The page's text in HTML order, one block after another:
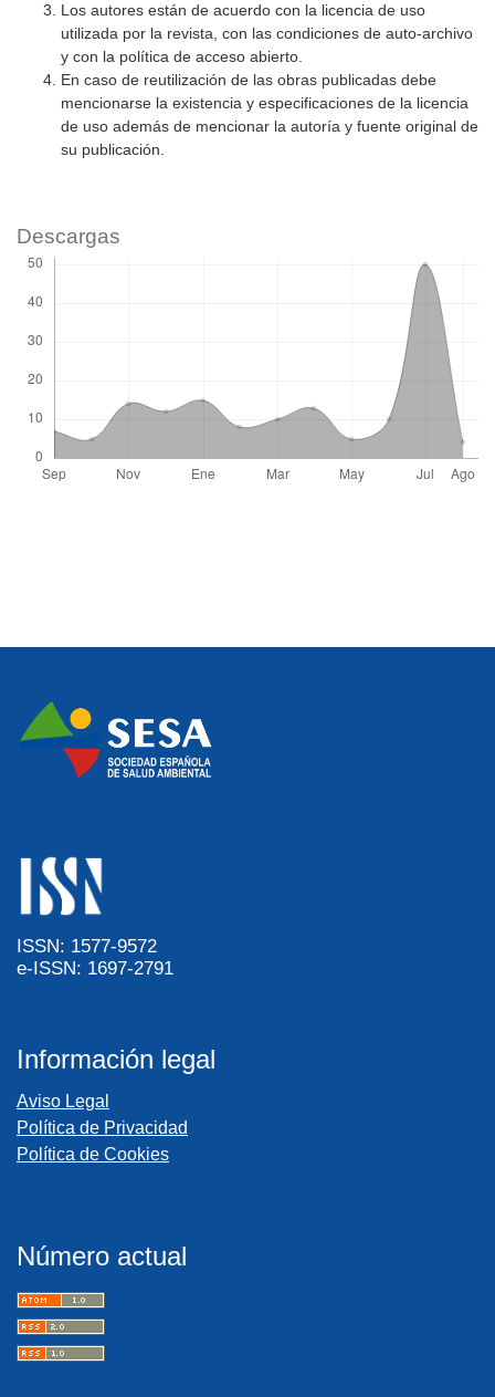
Los autores están de acuerdo con la licencia de uso
utilizada por la revista, con las condiciones de auto-archivo
y con la política de acceso abierto.
En caso de reutilización de las obras publicadas debe
mencionarse la existencia y especificaciones de la licencia
de uso además de mencionar la autoría y fuente original de
su publicación.
Descargas
ISSN: 1577-9572
e-ISSN: 1697-2791
Información legal
Aviso Legal
Política de Privacidad
Política de Cookies
Número actual